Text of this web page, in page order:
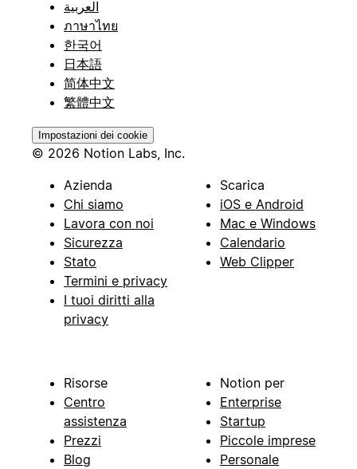
العربية
ภาษาไทย
한국어
日本語
简体中文
繁體中文
Impostazioni dei cookie
© 2026 Notion Labs, Inc.
Azienda
Chi siamo
Lavora con noi
Sicurezza
Stato
Termini e privacy
I tuoi diritti alla
privacy
Scarica
iOS e Android
Mac e Windows
Calendario
Web Clipper
Risorse
Centro
assistenza
Prezzi
Blog
Notion per
Enterprise
Startup
Piccole imprese
Personale